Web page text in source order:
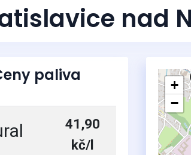
nad
paliva
41,90
kč/l
+
−